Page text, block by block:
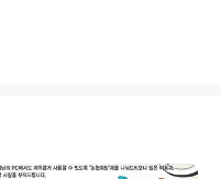
했던 기
권익위원
민권익
국무총리
래와 같